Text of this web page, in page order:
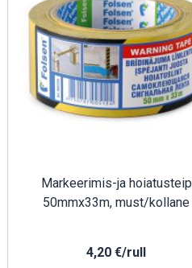
Markeerimis-ja hoiatusteip
50mmx33m, must/kollane
4,20 €/rull